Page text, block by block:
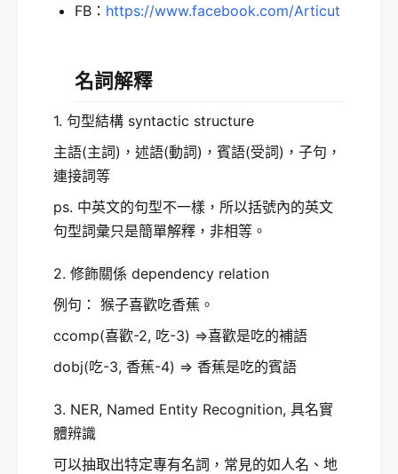
FB： https://www.facebook.com/Articut
名詞解釋
1. 句型結構 syntactic structure
主語(主詞)，述語(動詞)，賓語(受詞)，子句，
連接詞等
ps. 中英文的句型不一樣，所以括號內的英文
句型詞彙只是簡單解釋，非相等。
2. 修飾關係 dependency relation
例句： 猴子喜歡吃香蕉。
ccomp(喜歡-2, 吃-3) =>喜歡是吃的補語
dobj(吃-3, 香蕉-4) => 香蕉是吃的賓語
3. NER, Named Entity Recognition, 具名實
體辨識
可以抽取出特定專有名詞，常見的如人名、地